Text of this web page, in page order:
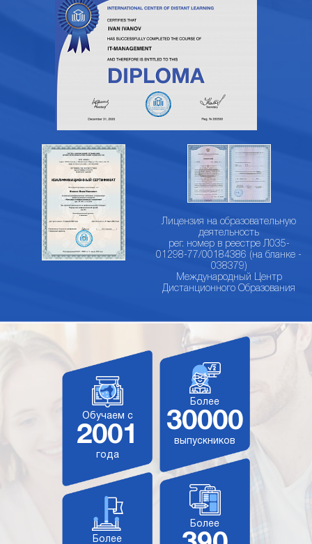
Лицензия на образовательную
деятельность
рег. номер в реестре Л035-
01298-77/00184386 (на бланке -
038379)
Международный Центр
Дистанционного Образования
Обучаем с
2001
года
Более
30000
выпускников
Более
Более